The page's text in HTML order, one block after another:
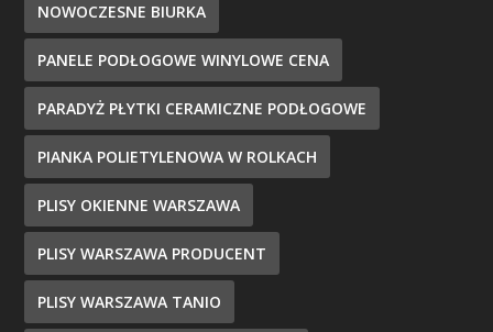
NOWOCZESNE BIURKA
PANELE PODŁOGOWE WINYLOWE CENA
PARADYŻ PŁYTKI CERAMICZNE PODŁOGOWE
PIANKA POLIETYLENOWA W ROLKACH
PLISY OKIENNE WARSZAWA
PLISY WARSZAWA PRODUCENT
PLISY WARSZAWA TANIO